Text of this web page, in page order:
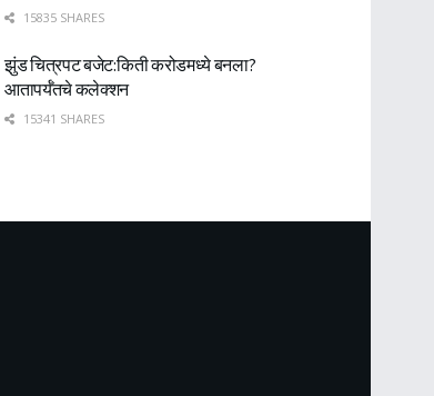
15835 SHARES
झुंड चित्रपट बजेट:किती करोडमध्ये बनला?
आतापर्यँतचे कलेक्शन
15341 SHARES